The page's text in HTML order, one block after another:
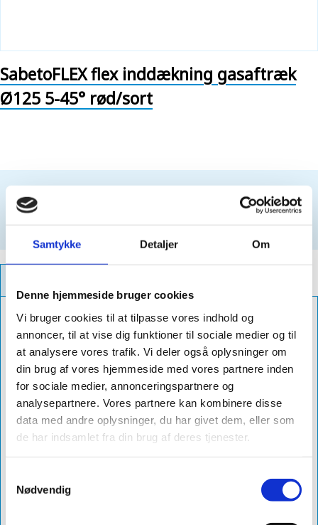
Samtykke Detaljer Om
Denne hjemmeside bruger cookies
Vi bruger cookies til at tilpasse vores indhold og
annoncer, til at vise dig funktioner til sociale medier og til
at analysere vores trafik. Vi deler også oplysninger om
din brug af vores hjemmeside med vores partnere inden
for sociale medier, annonceringspartnere og
analysepartnere. Vores partnere kan kombinere disse
data med andre oplysninger, du har givet dem, eller som
de har indsamlet fra din brug af deres tjenester.
Nødvendig
SabetoFLEX flex inddækning gasaftræk
Ø125 5-45° rød/sort
Kun for professionelle. Intet salg til private kunder.
For at købe dette produkt, skal du være
logget ind
Opret login
Farve
rød-sort
Grader
5-45°
Diameter
ø125
Db Nummer
1957362
Levering
1-3 dage
Varenummer